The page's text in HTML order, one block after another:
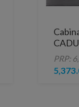
auriu
PRP: